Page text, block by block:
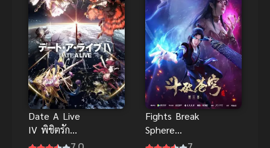
Date A Live
IV พิชิตรัก
พิทักษ์โลก
Fights Break
Sphere
Season 3